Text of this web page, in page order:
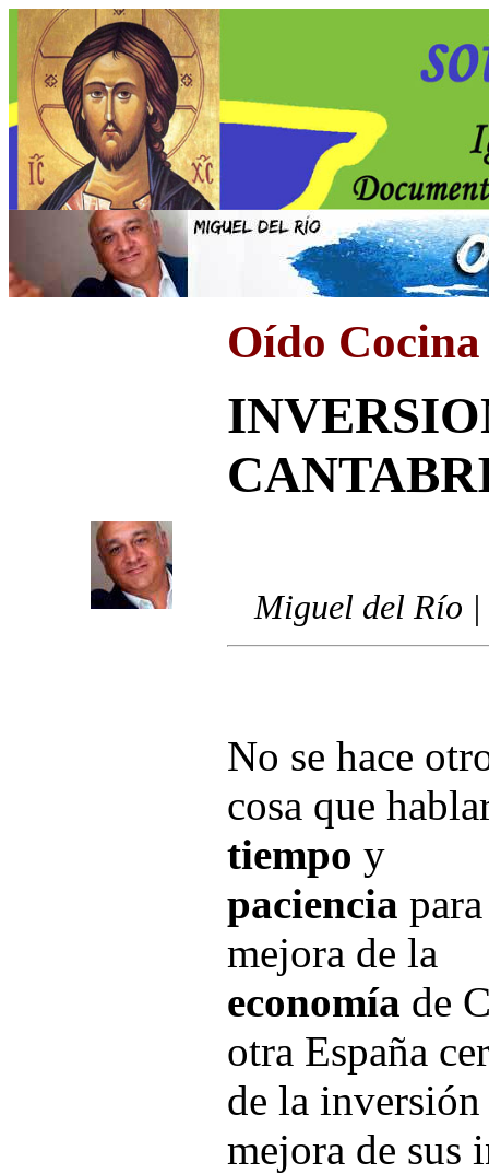
Oído Cocina
Miguel del Río |
No se hace
cosa que
tiempo y
paciencia
mejora de la
economía de
otra España
de la
mejora de sus